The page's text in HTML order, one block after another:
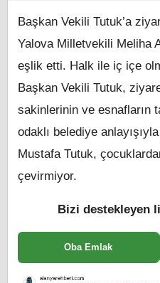
Başkan Vekili Tutuk’a
Yalova Milletvekili Meliha
eşlik etti. Halk ile iç içe
Başkan Vekili Tutuk,
sakinlerinin ve esnafların
odaklı belediye
Mustafa Tutuk,
çevirmiyor.
Bizi destekleyen
Oba Emlak